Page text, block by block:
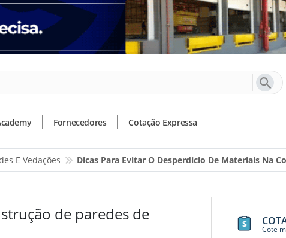
Fornecedores Cotação Expressa
E Vedações Dicas Para Evitar O Desperdício De Materiais Na
de paredes de
Cote